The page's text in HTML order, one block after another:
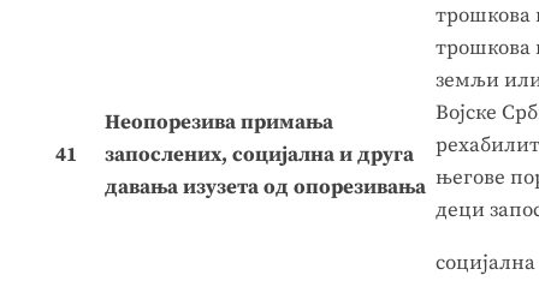
41
Неопорезива примања
запослених, социјална и друга
давања изузета од опорезивања
трошкова
трошкова
земљи
Војске
његове
деци